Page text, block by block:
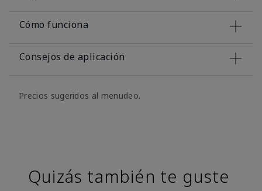
Cómo funciona
Consejos de aplicación
Precios sugeridos al menudeo.
Quizás también te guste